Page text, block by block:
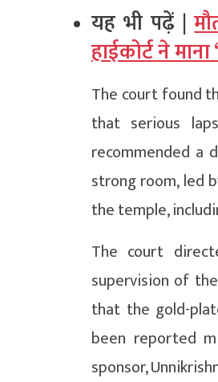
यह भी पढ़ें |
हाईकोर्ट ने
The court found
that serious
recommended a
strong room, led
the temple,
The court
supervision of
that the gold-
been reported
sponsor,